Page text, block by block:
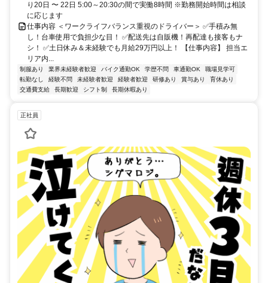
り20日 〜 22日 5:00～20:30の間で実働8時間 ※勤務開始時間は相談
に応じます
仕事内容 ＜ワークライフバランス重視のドライバー＞ ✅手積み無
し！台車使用で負担少な目！ ✅配送先は自販機！再配達も接客もナ
シ！ ✅土日休み＆未経験でも月給29万円以上！ 【仕事内容】 担当エ
リア内...
制服あり 業界未経験者歓迎 バイク通勤OK 学歴不問 車通勤OK
職場見学可
転勤なし
経験不問 未経験者歓迎 経験者歓迎 研修あり 賞与あり
育休あり
交通費支給
長期歓迎 シフト制 長期休暇あり
正社員